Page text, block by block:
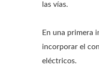
las vías.
En una primera
incorporar el
eléctricos.